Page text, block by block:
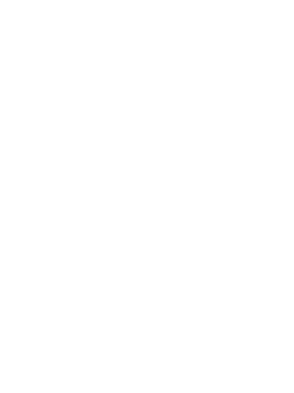
热闹非凡
逃窜